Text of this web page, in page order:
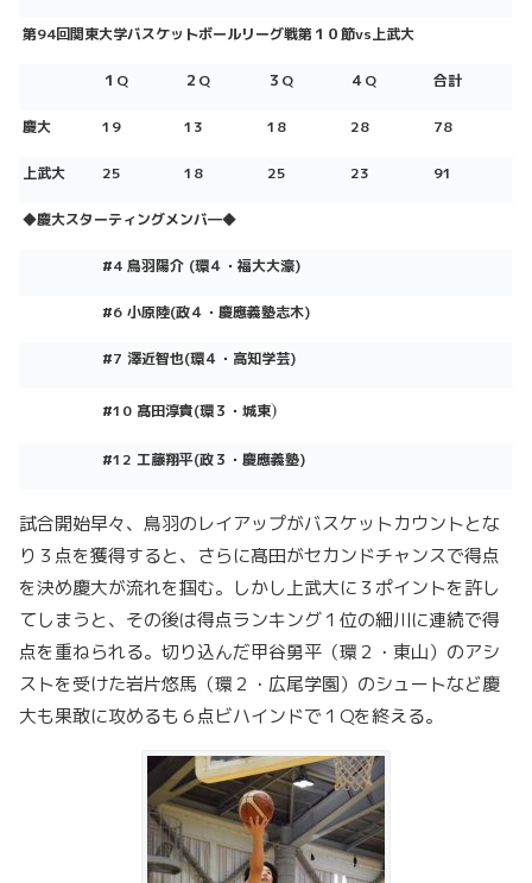
第94回関東大学バスケットボールリーグ戦第１０節vs上武大
１Q ２Q ３Q ４Q 合計
慶大 19 13 18 28 78
上武大 25 18 25 23 91
◆慶大スターティングメンバ―◆
#4 鳥羽陽介 (環４ ・福大大濠)
#6 小原陸(政４ ・慶應義塾志木)
#7 澤近智也(環４ ・高知学芸)
#10 髙田淳貴(環３ ・城東)
#12 工藤翔平(政３・慶應義塾)
試合開始早々、鳥羽のレイアップがバスケットカウントとな
り３点を獲得すると、さらに髙田がセカンドチャンスで得点
を決め慶大が流れを掴む。しかし上武大に３ポイントを許し
てしまうと、その後は得点ランキング１位の細川に連続で得
点を重ねられる。切り込んだ甲谷勇平（環２・東山）のアシ
ストを受けた岩片悠馬（環２・広尾学園）のシュートなど慶
大も果敢に攻めるも６点ビハインドで１Qを終える。